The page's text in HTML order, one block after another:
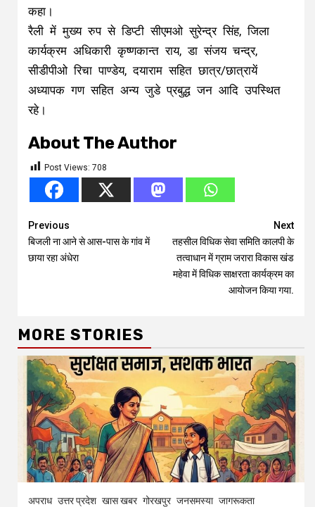
कहा।
रैली में मुख्य रुप से डिप्टी सीएमओ सुरेन्द्र सिंह, जिला
कार्यक्रम अधिकारी कृष्णकान्त राय, डा संजय चन्द्र,
सीडीपीओ रिचा पाण्डेय, दयाराम सहित छात्र/छात्रायें
अध्यापक गण सहित अन्य जुडे प्रबुद्ध जन आदि उपस्थित
रहे।
About The Author
Post Views: 708
Continue
Reading
Previous
बिजली ना आने से आस-पास के गांव में
छाया रहा अंधेरा
Next
तहसील विधिक सेवा समिति कालपी के
तत्वाधान में ग्राम जरारा विकास खंड
महेवा में विधिक साक्षरता कार्यक्रम का
आयोजन किया गया.
MORE STORIES
अपराध उत्तर प्रदेश खास खबर गोरखपुर जनसमस्या जागरूकता